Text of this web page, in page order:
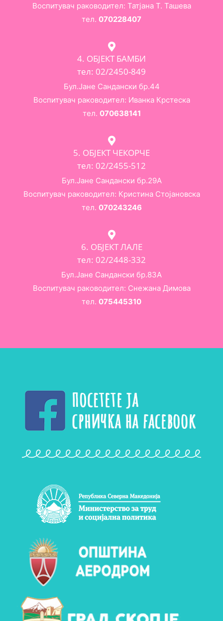
Воспитувач раководител: Татјана Т. Ташева
тел. 070228407
4. ОБЈЕКТ БАМБИ
тел: 02/2450-849
Бул.Јане Сандански бр.44
Воспитувач раководител: Иванка Крстеска
тел. 070638141
5. ОБЈЕКТ ЧЕКОРЧЕ
тел: 02/2455-512
Бул.Јане Сандански бр.29А
Воспитувач раководител: Кристина Стојановска
тел. 070243246
6. ОБЈЕКТ ЛАЛЕ
тел: 02/2448-332
Бул.Јане Сандански бр.83А
Воспитувач раководител: Снежана Димова
тел. 075445310